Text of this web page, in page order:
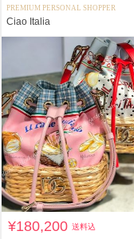
PREMIUM PERSONAL SHOPPER
Ciao Italia
¥180,200送料込